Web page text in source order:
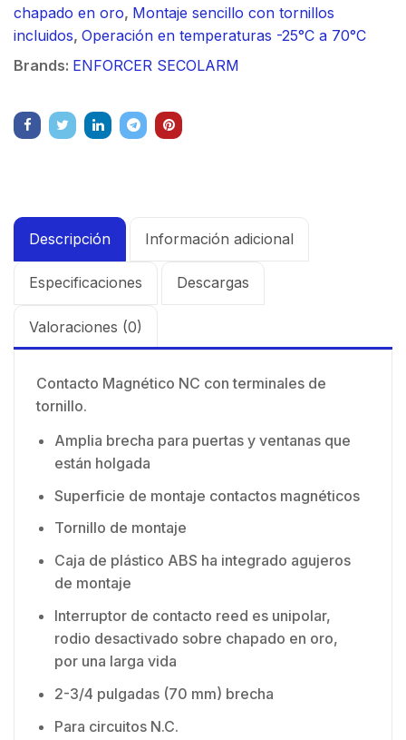
chapado en oro, Montaje sencillo con tornillos
incluidos, Operación en temperaturas -25°C a 70°C
Brands: ENFORCER SECOLARM
Descripción Información adicional
Especificaciones Descargas
Valoraciones (0)
Contacto Magnético NC con terminales de
tornillo.
Amplia brecha para puertas y ventanas que
están holgada
Superficie de montaje contactos magnéticos
Tornillo de montaje
Caja de plástico ABS ha integrado agujeros
de montaje
Interruptor de contacto reed es unipolar,
rodio desactivado sobre chapado en oro,
por una larga vida
2-3/4 pulgadas (70 mm) brecha
Para circuitos N.C.